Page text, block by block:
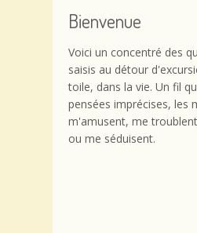
Bienvenue
Voici un concentré des
saisis au détour
toile, dans la vie. Un fil
pensées imprécises, les
m'amusent, me
ou me séduisent.